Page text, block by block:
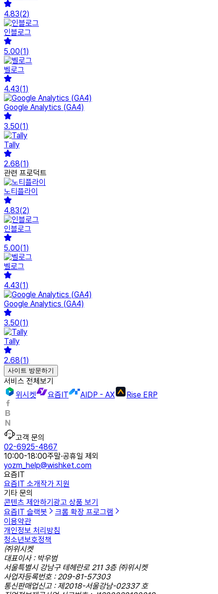
4.83(2)
인블로그
5.00(1)
벨로그
4.43(1)
Google Analytics (GA4)
3.50(1)
Tally
2.68(1)
관련 프로덕트
노티플라이
4.83(2)
인블로그
5.00(1)
벨로그
4.43(1)
Google Analytics (GA4)
3.50(1)
Tally
2.68(1)
사이트 방문하기
서비스 전체보기
위시켓
요즘IT AIDP - AX Rise ERP
고객 문의
02-6925-4867
10:00-18:00주말·공휴일 제외
yozm_help@wishket.com
요즘IT
요즘IT 소개작가 지원
기타 문의
콘텐츠 제안하기광고 상품 보기
요즘IT 슬랙봇
크롬 확장 프로그램
이용약관
개인정보 처리방침
청소년보호정책
㈜위시켓
대표이사 : 박우범
서울특별시 강남구 테헤란로 211 3층 ㈜위시켓
사업자등록번호 : 209-81-57303
통신판매업신고 : 제2018-서울강남-02337 호